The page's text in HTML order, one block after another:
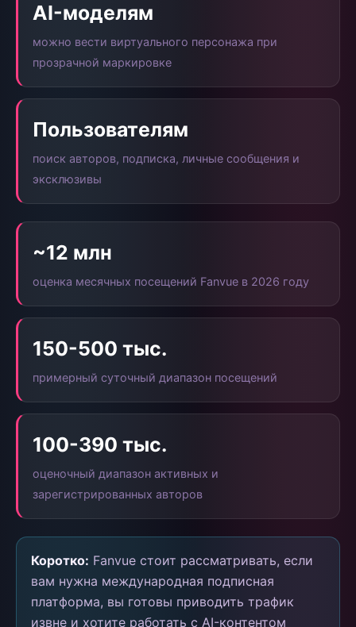
AI-моделям
можно вести виртуального персонажа при
прозрачной маркировке
Пользователям
поиск авторов, подписка, личные сообщения и
эксклюзивы
~12 млн
оценка месячных посещений Fanvue в 2026 году
150-500 тыс.
примерный суточный диапазон посещений
100-390 тыс.
оценочный диапазон активных и
зарегистрированных авторов
Коротко: Fanvue стоит рассматривать, если
вам нужна международная подписная
платформа, вы готовы приводить трафик
извне и хотите работать с AI-контентом